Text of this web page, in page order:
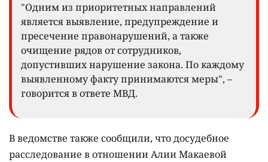
"Одним из приоритетных направлений
является выявление, предупреждение и
пресечение правонарушений, а также
очищение рядов от сотрудников,
допустивших нарушение закона. По каждому
выявленному факту принимаются меры", –
говорится в ответе МВД.
В ведомстве также сообщили, что досудебное
расследование в отношении Алии Макаевой